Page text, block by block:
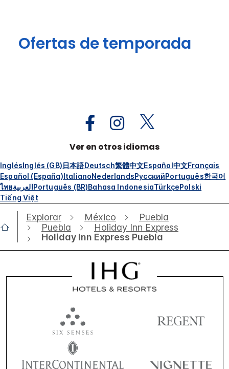
Ofertas de temporada
Ver en otros idiomas
InglésInglés (GB)日本語Deutsch繁體中文Español中文Français
Español (España)ItalianoNederlandsРусскийPortuguês한국어
ไทยالعربيةPortuguês (BR)Bahasa IndonesiaTürkçePolski
Tiếng Việt
Explorar México
Puebla
Puebla
Holiday Inn Express
Holiday Inn Express Puebla